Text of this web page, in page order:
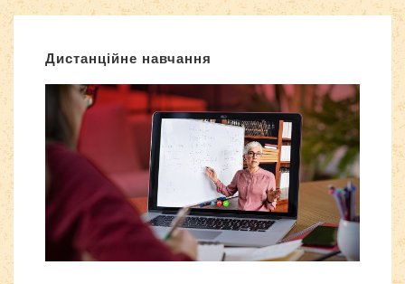
Дистанційне навчання